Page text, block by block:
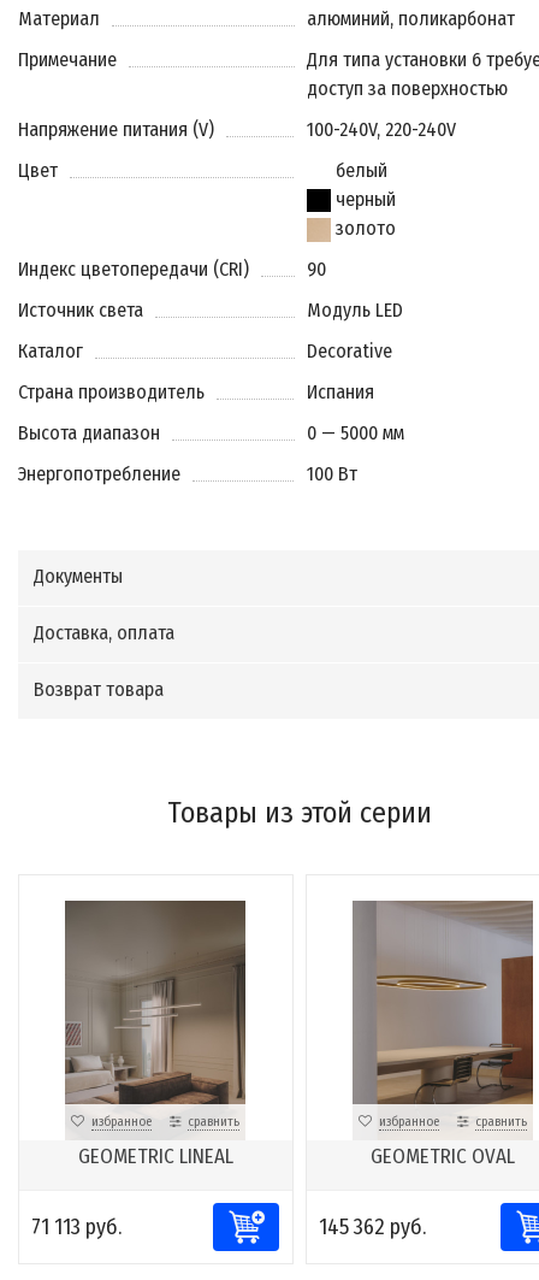
Материал
алюминий, поликарбонат
Примечание
Для типа установки 6
доступ за поверхностью
Напряжение питания (V)
100-240V, 220-240V
Цвет
белый
черный
золото
Индекс цветопередачи (CRI)
90
Источник света
Модуль LED
Каталог
Decorative
Страна производитель
Испания
Высота диапазон
0 — 5000 мм
Энергопотребление
100 Вт
Документы
Доставка, оплата
Возврат товара
Товары из этой серии
избранное сравнить
GEOMETRIC LINEAL
71 113 руб.
избранное сравнить
GEOMETRIC OVAL
145 362 руб.